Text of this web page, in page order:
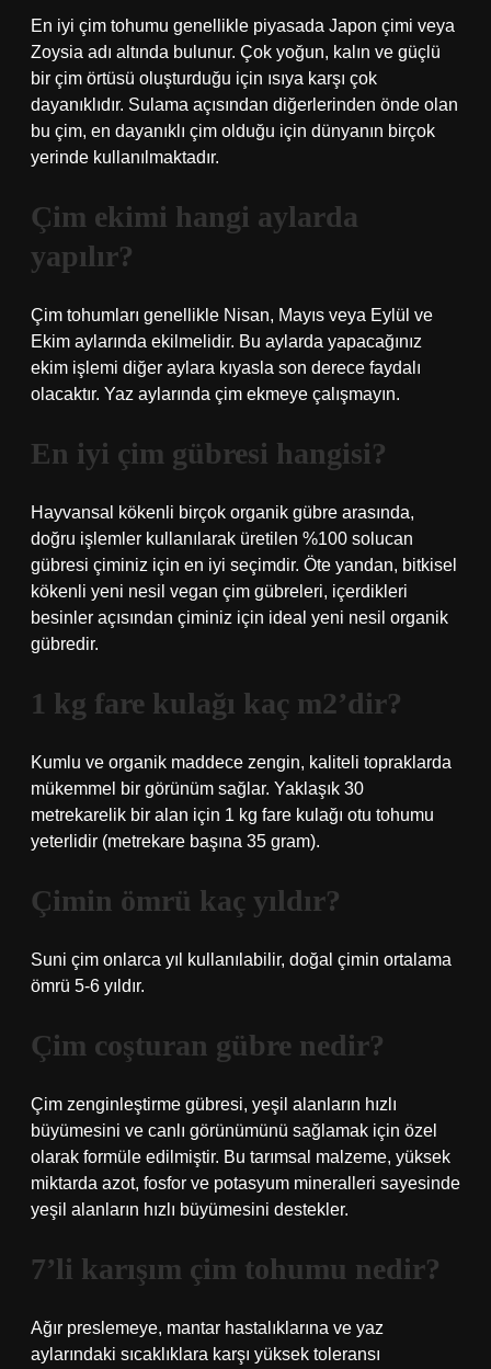
En iyi çim tohumu genellikle piyasada Japon çimi veya
Zoysia adı altında bulunur. Çok yoğun, kalın ve güçlü
bir çim örtüsü oluşturduğu için ısıya karşı çok
dayanıklıdır. Sulama açısından diğerlerinden önde olan
bu çim, en dayanıklı çim olduğu için dünyanın birçok
yerinde kullanılmaktadır.
Çim ekimi hangi aylarda
yapılır?
Çim tohumları genellikle Nisan, Mayıs veya Eylül ve
Ekim aylarında ekilmelidir. Bu aylarda yapacağınız
ekim işlemi diğer aylara kıyasla son derece faydalı
olacaktır. Yaz aylarında çim ekmeye çalışmayın.
En iyi çim gübresi hangisi?
Hayvansal kökenli birçok organik gübre arasında,
doğru işlemler kullanılarak üretilen %100 solucan
gübresi çiminiz için en iyi seçimdir. Öte yandan, bitkisel
kökenli yeni nesil vegan çim gübreleri, içerdikleri
besinler açısından çiminiz için ideal yeni nesil organik
gübredir.
1 kg fare kulağı kaç m2’dir?
Kumlu ve organik maddece zengin, kaliteli topraklarda
mükemmel bir görünüm sağlar. Yaklaşık 30
metrekarelik bir alan için 1 kg fare kulağı otu tohumu
yeterlidir (metrekare başına 35 gram).
Çimin ömrü kaç yıldır?
Suni çim onlarca yıl kullanılabilir, doğal çimin ortalama
ömrü 5-6 yıldır.
Çim coşturan gübre nedir?
Çim zenginleştirme gübresi, yeşil alanların hızlı
büyümesini ve canlı görünümünü sağlamak için özel
olarak formüle edilmiştir. Bu tarımsal malzeme, yüksek
miktarda azot, fosfor ve potasyum mineralleri sayesinde
yeşil alanların hızlı büyümesini destekler.
7’li karışım çim tohumu nedir?
Ağır preslemeye, mantar hastalıklarına ve yaz
aylarındaki sıcaklıklara karşı yüksek toleransı